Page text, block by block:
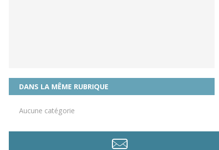
DANS LA MÊME RUBRIQUE
Aucune catégorie